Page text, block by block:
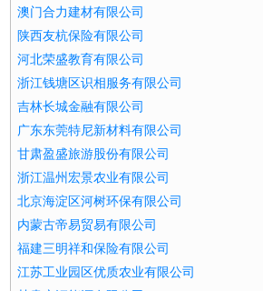
澳门合力建材有限公司
陕西友杭保险有限公司
河北荣盛教育有限公司
浙江钱塘区识相服务有限公司
吉林长城金融有限公司
广东东莞特尼新材料有限公司
甘肃盈盛旅游股份有限公司
浙江温州宏景农业有限公司
北京海淀区河树环保有限公司
内蒙古帝易贸易有限公司
福建三明祥和保险有限公司
江苏工业园区优质农业有限公司